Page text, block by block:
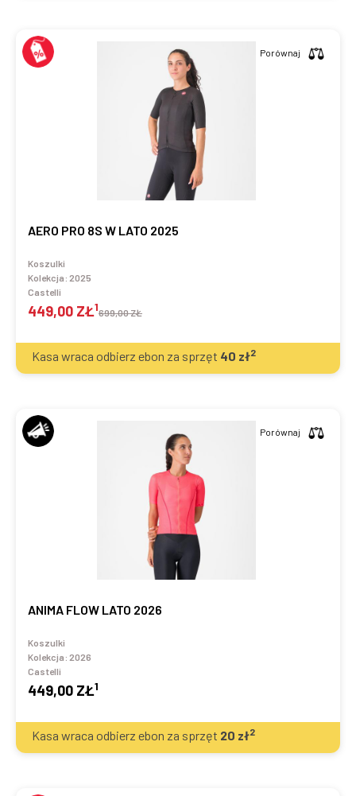
AERO PRO 8S W LATO 2025
Koszulki
Kolekcja: 2025
Castelli
449,00 ZŁ1699,00 ZŁ
Porównaj
Kasa wraca odbierz ebon za sprzęt 40 zł2
ANIMA FLOW LATO 2026
Koszulki
Kolekcja: 2026
Castelli
449,00 ZŁ1
Porównaj
Kasa wraca odbierz ebon za sprzęt 20 zł2